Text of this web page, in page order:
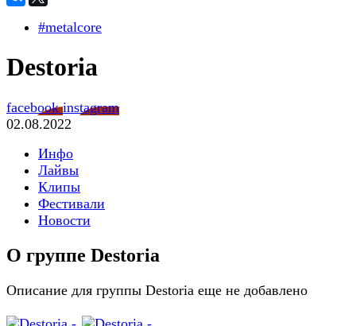
#metalcore
Destoria
facebookinstagram
02.08.2022
Инфо
Лайвы
Клипы
Фестивали
Новости
О группе Destoria
Описание для группы Destoria еще не добавлено